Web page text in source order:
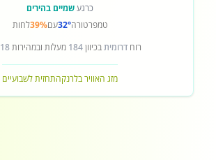
כרגעשמיים בהירים
טמפרטורה32°עם39%לחות
רוחדרומיתבכיוון184 מעלות ובמהירות18
מזג האוויר בלרנקהתחזית לשבועיים